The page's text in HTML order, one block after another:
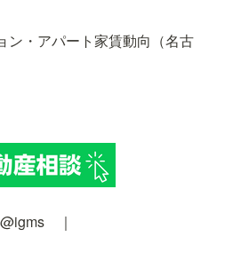
ン・アパート家賃動向（名古
　｜